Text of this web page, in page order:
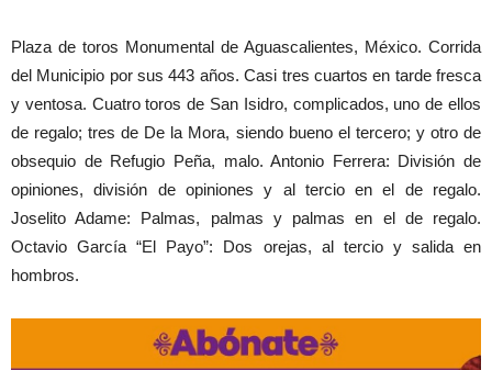
Plaza de toros Monumental de Aguascalientes, México. Corrida
del Municipio por sus 443 años. Casi tres cuartos en tarde fresca
y ventosa. Cuatro toros de San Isidro, complicados, uno de ellos
de regalo; tres de De la Mora, siendo bueno el tercero; y otro de
obsequio de Refugio Peña, malo. Antonio Ferrera: División de
opiniones, división de opiniones y al tercio en el de regalo.
Joselito Adame: Palmas, palmas y palmas en el de regalo.
Octavio García “El Payo”: Dos orejas, al tercio y salida en
hombros.